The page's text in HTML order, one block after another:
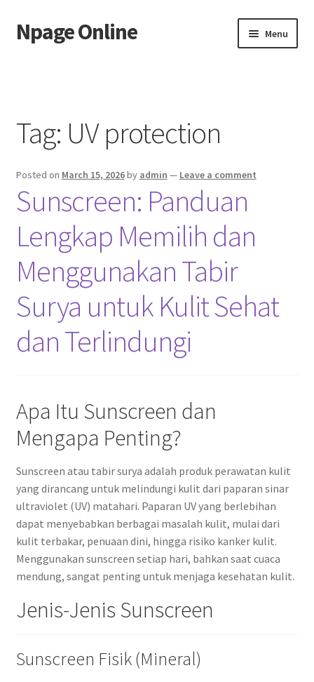
Skip
to
Skip
to
Npage Online Menu
Tag: UV protection
Posted on March 15, 2026by admin — Leave a comment
Sunscreen: Panduan
Lengkap Memilih dan
Menggunakan Tabir
Surya untuk Kulit Sehat
dan Terlindungi
Apa Itu Sunscreen dan
Mengapa Penting?
Sunscreen atau tabir surya adalah produk perawatan kulit
yang dirancang untuk melindungi kulit dari paparan sinar
ultraviolet (UV) matahari. Paparan UV yang berlebihan
dapat menyebabkan berbagai masalah kulit, mulai dari
kulit terbakar, penuaan dini, hingga risiko kanker kulit.
Menggunakan sunscreen setiap hari, bahkan saat cuaca
mendung, sangat penting untuk menjaga kesehatan kulit.
Jenis-Jenis Sunscreen
Sunscreen Fisik (Mineral)